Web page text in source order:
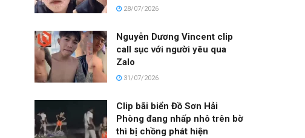
28/07/2026
Nguyễn Dương Vincent clip
call sục với người yêu qua
Zalo
31/07/2026
Clip bãi biển Đồ Sơn Hải
Phòng đang nhấp nhô trên bờ
thì bị chồng phát hiện